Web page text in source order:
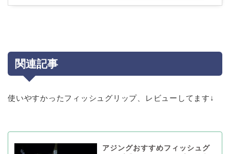
関連記事
使いやすかったフィッシュグリップ、レビューしてます↓
アジングおすすめフィッシュグ